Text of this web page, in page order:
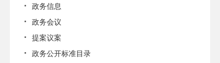
政务信息
政务会议
提案议案
政务公开标准目录